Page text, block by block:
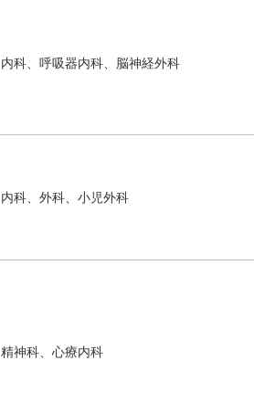
内科、呼吸器内科、脳神経外科
内科、外科、小児外科
精神科、心療内科